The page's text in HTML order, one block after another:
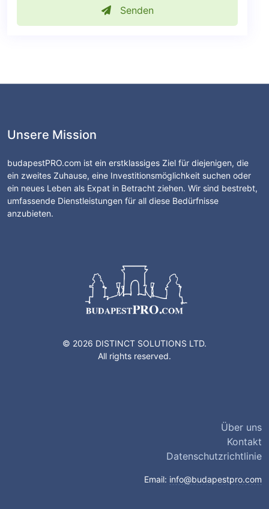
Senden
Unsere Mission
budapestPRO.com ist ein erstklassiges Ziel für diejenigen, die
ein zweites Zuhause, eine Investitionsmöglichkeit suchen oder
ein neues Leben als Expat in Betracht ziehen. Wir sind bestrebt,
umfassende Dienstleistungen für all diese Bedürfnisse
anzubieten.
© 2026 DISTINCT SOLUTIONS LTD.
All rights reserved.
Über uns
Kontakt
Datenschutzrichtlinie
Email: info@budapestpro.com